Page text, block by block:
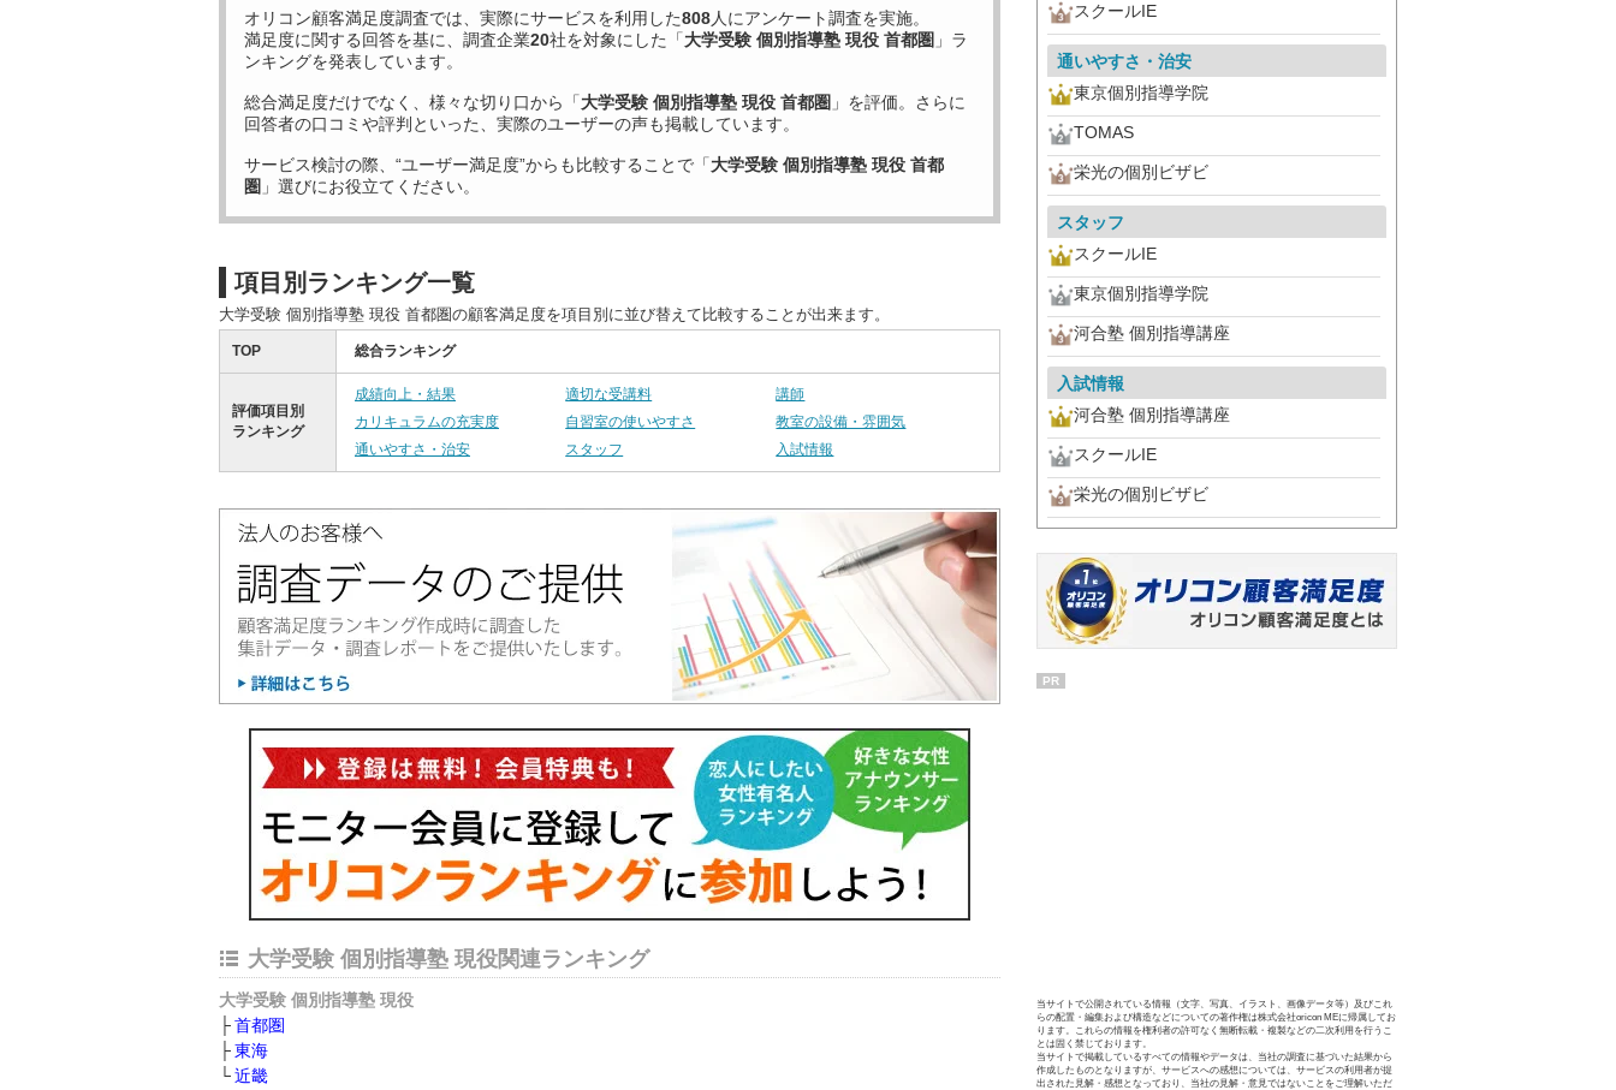
オリコン顧客満足度調査では、実際にサービスを利用した808人にアンケート調査を実施。
満足度に関する回答を基に、調査企業20社を対象にした「大学受験 個別指導塾 現役 首都圏 」ラ
ンキングを発表しています。
総合満足度だけでなく、様々な切り口から「大学受験 個別指導塾 現役 首都圏 」を評価。さらに
回答者の口コミや評判といった、実際のユーザーの声も掲載しています。
サービス検討の際、“ユーザー満足度”からも比較することで「大学受験 個別指導塾 現役 首都
圏 」選びにお役立てください。
項目別ランキング一覧
大学受験 個別指導塾 現役 首都圏の顧客満足度を項目別に並び替えて比較することが出来ます。
TOP 総合ランキング
評価項目別
ランキング
成績向上・結果 適切な受講料
講師
カリキュラムの充実度
自習室の使いやすさ
教室の設備・雰囲気
通いやすさ・治安
スタッフ 入試情報
大学受験 個別指導塾 現役関連ランキング
大学受験 個別指導塾 現役
首都圏
東海
近畿
スクールIE
通いやすさ・治安
東京個別指導学院
TOMAS
栄光の個別ビザビ
スタッフ
スクールIE
東京個別指導学院
河合塾 個別指導講座
入試情報
河合塾 個別指導講座
スクールIE
栄光の個別ビザビ
PR
当サイトで公開されている情報（文字、写真、イラスト、画像データ等）及びこれ
らの配置・編集および構造などについての著作権は株式会社oricon MEに帰属してお
ります。これらの情報を権利者の許可なく無断転載・複製などの二次利用を行うこ
とは固く禁じております。
当サイトで掲載しているすべての情報やデータは、当社の調査に基づいた結果から
作成したものとなりますが、サービスへの感想については、サービスの利用者が提
出された見解・感想となっており、当社の見解・意見ではないことをご理解いただ